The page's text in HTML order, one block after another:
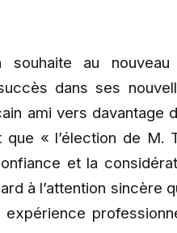
au nouveau
dans ses
ami vers davantage
« l’élection de M.
et la
à l’attention sincère